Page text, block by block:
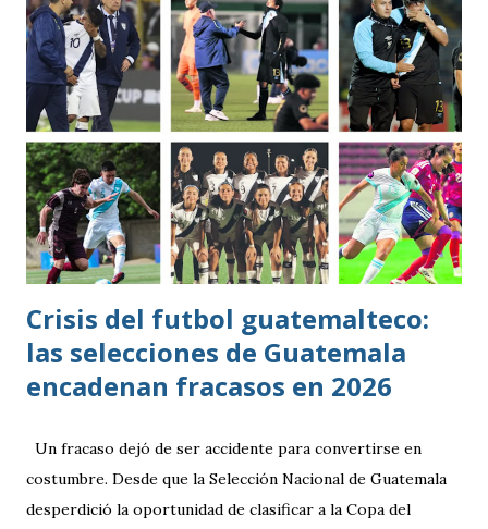
Crisis del futbol guatemalteco:
las selecciones de Guatemala
encadenan fracasos en 2026
Un fracaso dejó de ser accidente para convertirse en
costumbre. Desde que la Selección Nacional de Guatemala
desperdició la oportunidad de clasificar a la Copa del